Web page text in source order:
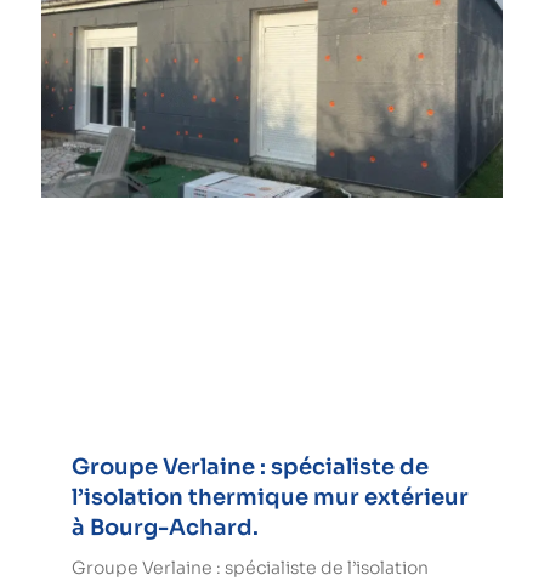
Groupe Verlaine : spécialiste de
l’isolation thermique mur extérieur
à Bourg-Achard.
Groupe Verlaine : spécialiste de l’isolation